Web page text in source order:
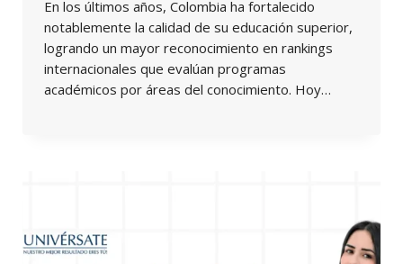
En los últimos años, Colombia ha fortalecido
notablemente la calidad de su educación superior,
logrando un mayor reconocimiento en rankings
internacionales que evalúan programas
académicos por áreas del conocimiento. Hoy…